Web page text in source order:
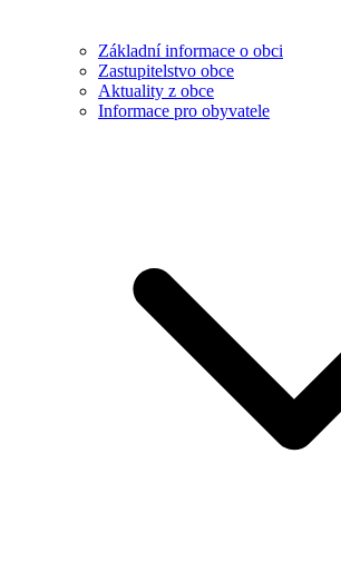
Základní informace o obci
Zastupitelstvo obce
Aktuality z obce
Informace pro obyvatele